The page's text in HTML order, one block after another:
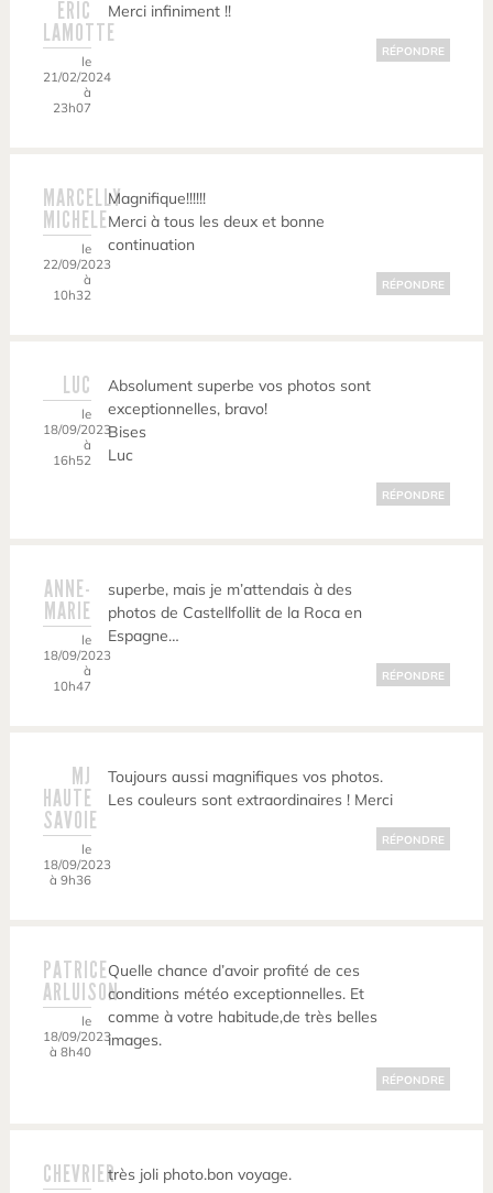
ERIC
LAMOTTE
le
21/02/2024
à
23h07
Merci infiniment !!
RÉPONDRE
MARCELLY
MICHELE
le
22/09/2023
à
10h32
Magnifique!!!!!!
Merci à tous les deux et bonne
continuation
RÉPONDRE
LUC
le
18/09/2023
à
16h52
Absolument superbe vos photos sont
exceptionnelles, bravo!
Bises
Luc
RÉPONDRE
ANNE-
MARIE
le
18/09/2023
à
10h47
superbe, mais je m’attendais à des
photos de Castellfollit de la Roca en
Espagne…
RÉPONDRE
MJ
HAUTE
SAVOIE
le
18/09/2023
à 9h36
Toujours aussi magnifiques vos photos.
Les couleurs sont extraordinaires ! Merci
RÉPONDRE
PATRICE
ARLUISON
le
18/09/2023
à 8h40
Quelle chance d’avoir profité de ces
conditions météo exceptionnelles. Et
comme à votre habitude,de très belles
images.
RÉPONDRE
CHEVRIERtrès joli photo.bon voyage.